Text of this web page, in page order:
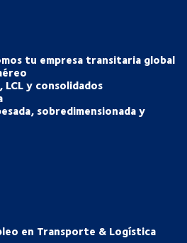
tu empresa transitaria global
y consolidados
sobredimensionada y
en Transporte & Logística